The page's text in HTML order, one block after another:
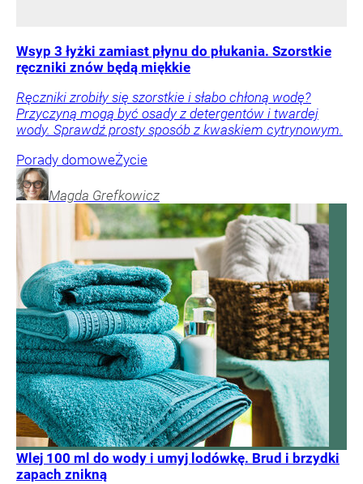
Wsyp 3 łyżki zamiast płynu do płukania. Szorstkie
ręczniki znów będą miękkie
Ręczniki zrobiły się szorstkie i słabo chłoną wodę?
Przyczyną mogą być osady z detergentów i twardej
wody. Sprawdź prosty sposób z kwaskiem cytrynowym.
Porady domoweŻycie
Magda Grefkowicz
Wlej 100 ml do wody i umyj lodówkę. Brud i brzydki
zapach znikną